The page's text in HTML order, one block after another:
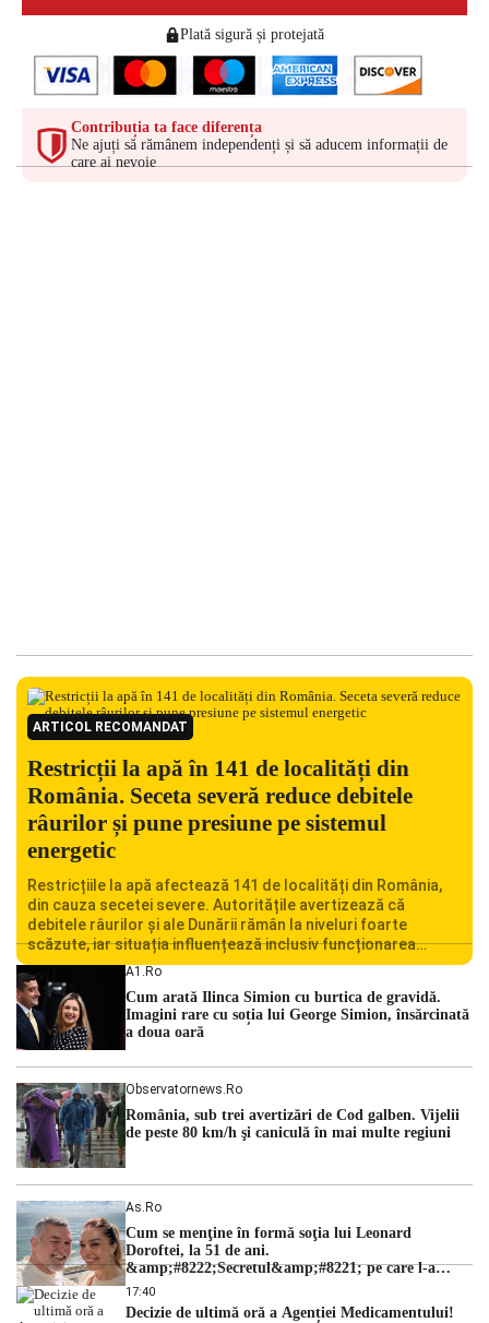
Plată sigură și protejată
Contribuția ta face diferența
Ne ajuți să rămânem independenți și să aducem informații de
care ai nevoie
ARTICOL RECOMANDAT
Restricții la apă în 141 de localități din
România. Seceta severă reduce debitele
râurilor și pune presiune pe sistemul
energetic
Restricțiile la apă afectează 141 de localități din România,
din cauza secetei severe. Autoritățile avertizează că
debitele râurilor și ale Dunării rămân la niveluri foarte
scăzute, iar situația influențează inclusiv funcționarea
Centralei Nucleare de la Cernavodă. România se confruntă
cu una dintre cele mai dificile perioade din punct de vedere
hidrologic din ultimii ani. Lipsa […]
A1.ro
Cum arată Ilinca Simion cu burtica de gravidă.
Imagini rare cu soția lui George Simion, însărcinată
a doua oară
Observatornews.ro
România, sub trei avertizări de Cod galben. Vijelii
de peste 80 km/h şi caniculă în mai multe regiuni
As.ro
Cum se menţine în formă soţia lui Leonard
Doroftei, la 51 de ani.
&amp;#8222;Secretul&amp;#8221; pe care l-a
dezvăluit
17:40
Decizie de ultimă oră a Agenției Medicamentului!